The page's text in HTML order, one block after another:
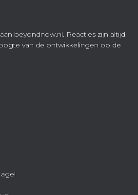
beyondnow.nl. Reacties zijn altijd
van de ontwikkelingen op de